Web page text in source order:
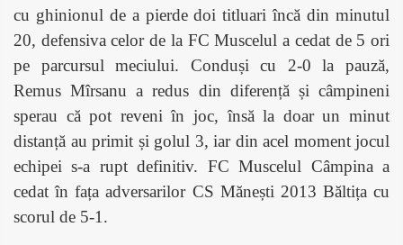
cu ghinionul de a pierde doi titluari încă din minutul
20, defensiva celor de la FC Muscelul a cedat de 5 ori
pe parcursul meciului. Conduși cu 2-0 la pauză,
Remus Mîrsanu a redus din diferență și câmpineni
sperau că pot reveni în joc, însă la doar un minut
distanță au primit și golul 3, iar din acel moment jocul
echipei s-a rupt definitiv. FC Muscelul Câmpina a
cedat în fața adversarilor CS Mănești 2013 Băltița cu
scorul de 5-1.